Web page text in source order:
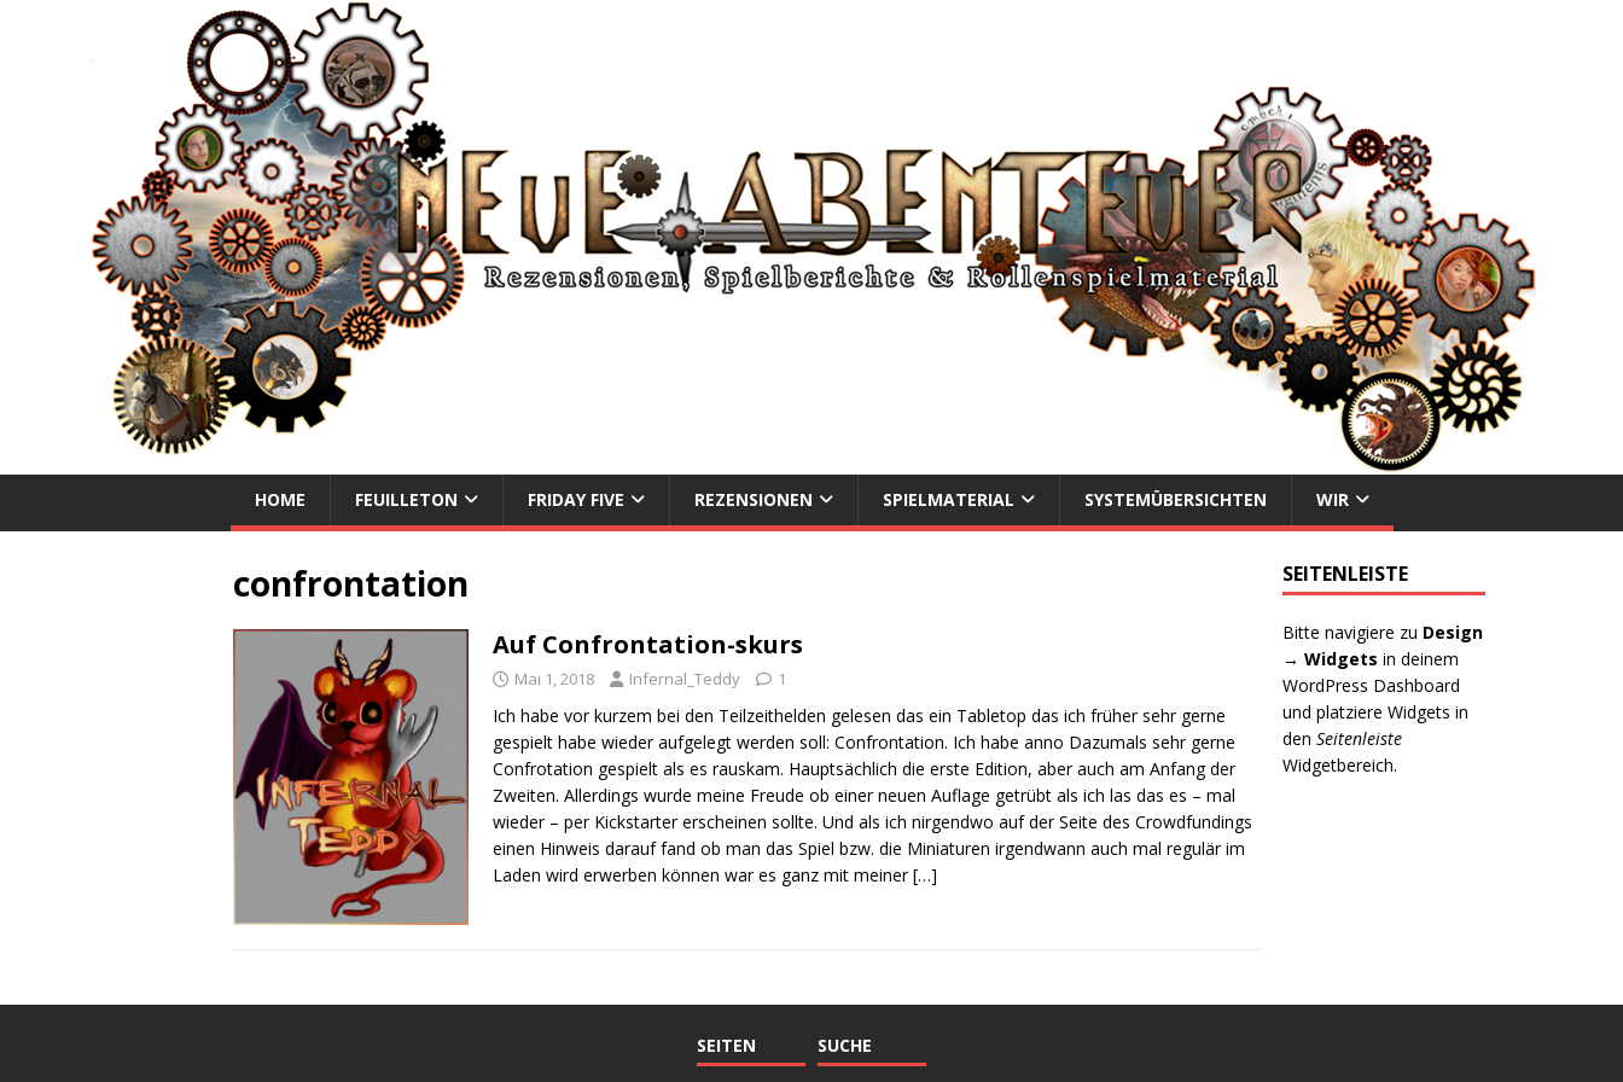
NEUE ABENTEUER
HOME FEUILLETON FRIDAY FIVE REZENSIONEN SPIELMATERIAL SYSTEMÜBERSICHTEN WIR
confrontation
Auf Confrontation-skurs
Mai 1, 2018 Infernal_Teddy 1
Ich habe vor kurzem bei den Teilzeithelden gelesen das ein Tabletop das ich früher sehr gerne
gespielt habe wieder aufgelegt werden soll: Confrontation. Ich habe anno Dazumals sehr gerne
Confrotation gespielt als es rauskam. Hauptsächlich die erste Edition, aber auch am Anfang der
Zweiten. Allerdings wurde meine Freude ob einer neuen Auflage getrübt als ich las das es – mal
wieder – per Kickstarter erscheinen sollte. Und als ich nirgendwo auf der Seite des Crowdfundings
einen Hinweis darauf fand ob man das Spiel bzw. die Miniaturen irgendwann auch mal regulär im
Laden wird erwerben können war es ganz mit meiner[…]
SEITENLEISTE
Bitte navigiere zu Design
→ Widgets in deinem
WordPress Dashboard
und platziere Widgets in
denSeitenleiste
Widgetbereich.
SEITEN SUCHE